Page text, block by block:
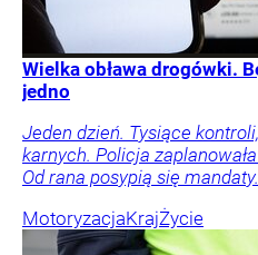
Wielka obława drogówki.
jedno
Jeden dzień. Tysiące
karnych. Policja
Od rana posypią się mandaty.
MotoryzacjaKrajŻycie